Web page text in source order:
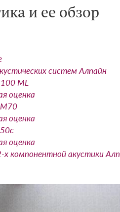
и ее обзор
систем Алпайн
ML
оценка
оценка
оценка
компонентной акустики